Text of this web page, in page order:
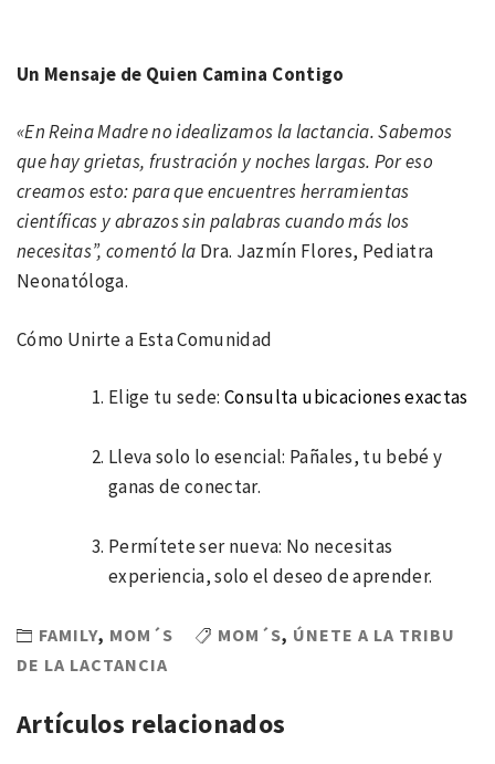
Un Mensaje de Quien Camina Contigo
«En Reina Madre no idealizamos la lactancia. Sabemos
que hay grietas, frustración y noches largas. Por eso
creamos esto: para que encuentres herramientas
científicas y abrazos sin palabras cuando más los
necesitas”, comentó la Dra. Jazmín Flores, Pediatra
Neonatóloga.
Cómo Unirte a Esta Comunidad
Elige tu sede:Consulta ubicaciones exactas
Lleva solo lo esencial: Pañales, tu bebé y
ganas de conectar.
Permítete ser nueva: No necesitas
experiencia, solo el deseo de aprender.
FAMILY, MOM´S MOM´S, ÚNETE A LA TRIBU
DE LA LACTANCIA
Artículos relacionados